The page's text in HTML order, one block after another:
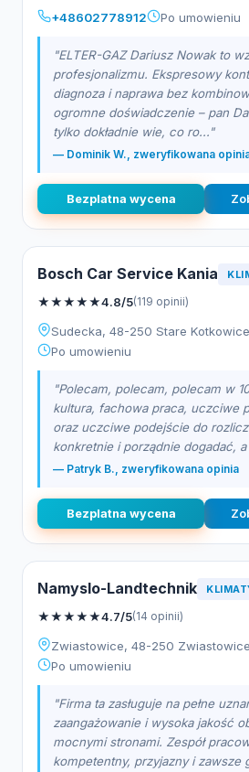
+48602778912 Po umowieniu
"ELTER-GAZ Dariusz Nowak to
profesjonalizmu. Ekspresowy
diagnoza i naprawa bez
ogromne doświadczenie – pan
tylko dokładnie wie, co ro..."
— Dominik W., zweryfikowana
Bezplatna wycena
Bosch Car Service Kania
★★★★★4.8/5(119 opinii)
Sudecka, 48-250 Stare Kotkowice
Po umowieniu
"Polecam, polecam, polecam w
kultura, fachowa praca, uczciwe
oraz uczciwe podejście do
konkretnie i porządnie dogadać, a
— Patryk B., zweryfikowana opinia
Bezplatna wycena
Namyslo-Landtechnik
★★★★★4.7/5(14 opinii)
Zwiastowice, 48-250 Zwiastowice
Po umowieniu
"Firma ta zasługuje na pełne
zaangażowanie i wysoka jakość
mocnymi stronami. Zespół
kompetentny, przyjazny i zawsze